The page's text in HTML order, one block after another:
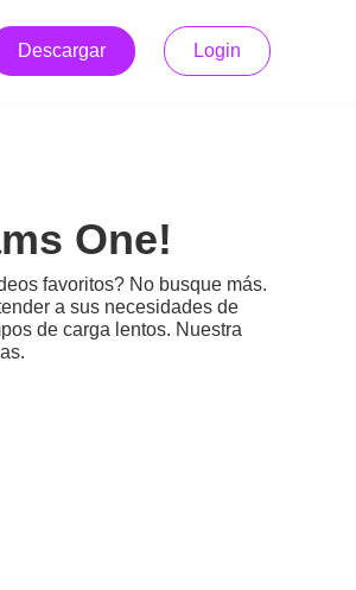
Descargar Login
One!
favoritos? No busque más.
a sus necesidades de
de carga lentos. Nuestra